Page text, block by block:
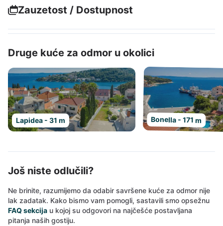
Zauzetost / Dostupnost
Druge kuće za odmor u okolici
Lapidea - 31 m Bonella - 171 m
Još niste odlučili?
Ne brinite, razumijemo da odabir savršene kuće za odmor nije
lak zadatak. Kako bismo vam pomogli, sastavili smo opsežnu
FAQ sekcija u kojoj su odgovori na najčešće postavljana
pitanja naših gostiju.